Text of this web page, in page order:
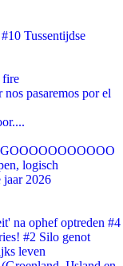
Tussentijdse
fire
pasaremos por el
logisch
jaar 2026
na ophef optreden #4
#2 Silo genot
leven